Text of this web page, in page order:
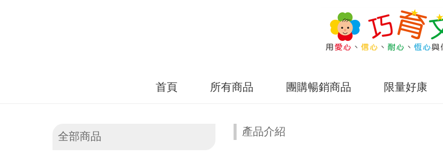
首頁 所有商品 團購暢銷商品 限量好康
全部商品 產品介紹